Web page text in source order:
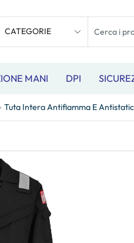
MANI DPI
Tuta Intera Antifiamma E